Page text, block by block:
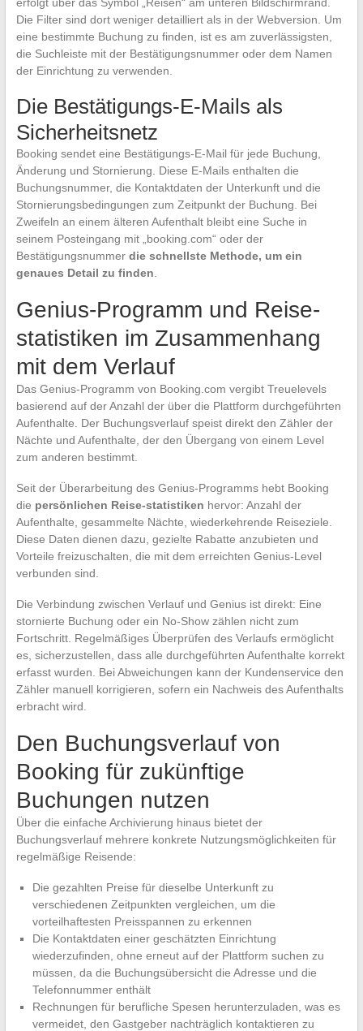
Die Filter sind dort weniger detailliert als in der Webversion. Um
eine bestimmte Buchung zu finden, ist es am zuverlässigsten,
die Suchleiste mit der Bestätigungsnummer oder dem Namen
der Einrichtung zu verwenden.
Die Bestätigungs-E-Mails als
Sicherheitsnetz
Booking sendet eine Bestätigungs-E-Mail für jede Buchung,
Änderung und Stornierung. Diese E-Mails enthalten die
Buchungsnummer, die Kontaktdaten der Unterkunft und die
Stornierungsbedingungen zum Zeitpunkt der Buchung. Bei
Zweifeln an einem älteren Aufenthalt bleibt eine Suche in
seinem Posteingang mit „booking.com“ oder der
Bestätigungsnummer die schnellste Methode, um ein
genaues Detail zu finden
Genius-Programm und Reise-
statistiken im Zusammenhang
mit dem Verlauf
Das Genius-Programm von Booking.com vergibt Treuelevels
basierend auf der Anzahl der über die Plattform durchgeführten
Aufenthalte. Der Buchungsverlauf speist direkt den Zähler der
Nächte und Aufenthalte, der den Übergang von einem Level
zum anderen bestimmt.
Seit der Überarbeitung des Genius-Programms hebt Booking
die persönlichen Reise-statistiken hervor: Anzahl der
Aufenthalte, gesammelte Nächte, wiederkehrende Reiseziele.
Diese Daten dienen dazu, gezielte Rabatte anzubieten und
Vorteile freizuschalten, die mit dem erreichten Genius-Level
verbunden sind.
Die Verbindung zwischen Verlauf und Genius ist direkt: Eine
stornierte Buchung oder ein No-Show zählen nicht zum
Fortschritt. Regelmäßiges Überprüfen des Verlaufs ermöglicht
es, sicherzustellen, dass alle durchgeführten Aufenthalte korrekt
erfasst wurden. Bei Abweichungen kann der Kundenservice den
Zähler manuell korrigieren, sofern ein Nachweis des Aufenthalts
erbracht wird.
Den Buchungsverlauf von
Booking für zukünftige
Buchungen nutzen
Über die einfache Archivierung hinaus bietet der
Buchungsverlauf mehrere konkrete Nutzungsmöglichkeiten für
regelmäßige Reisende:
Die gezahlten Preise für dieselbe Unterkunft zu
verschiedenen Zeitpunkten vergleichen, um die
vorteilhaftesten Preisspannen zu erkennen
Die Kontaktdaten einer geschätzten Einrichtung
wiederzufinden, ohne erneut auf der Plattform suchen zu
müssen, da die Buchungsübersicht die Adresse und die
Telefonnummer enthält
Rechnungen für berufliche Spesen herunterzuladen, was es
vermeidet, den Gastgeber nachträglich kontaktieren zu